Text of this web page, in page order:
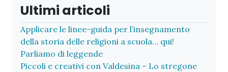
Ultimi articoli
Applicare le linee-guida per l’insegnamento
della storia delle religioni a scuola… qui!
Parliamo di leggende
Piccoli e creativi con Valdesina – Lo stregone